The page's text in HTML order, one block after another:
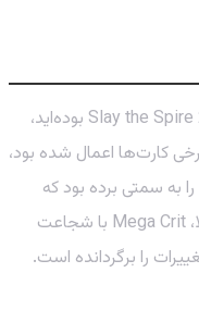
اگر شما هم از بازیکنان فعال نسخه بتای Slay the Spire 2 بوده‌اید،
کارت‌ها اعمال شده بود،
به سمتی برده بود که
چندان به مذاق طرفداران خوش نیامد. حالا، Mega Crit با شجاعت
را برگردانده است.